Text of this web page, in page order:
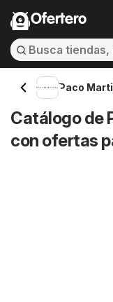
Ofertero
Paco
Catálogo de
con ofertas